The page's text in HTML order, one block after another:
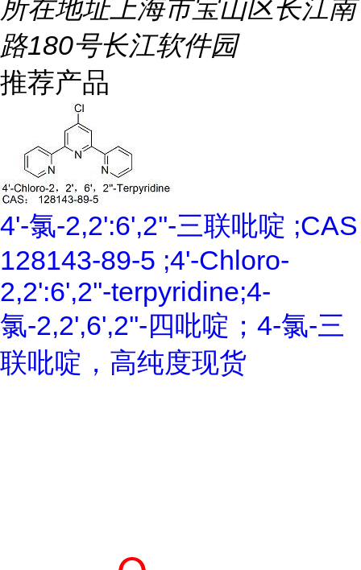
所在地址上海市宝山区长江南
路180号长江软件园
推荐产品
4'-氯-2,2':6',2''-三联吡啶 ;CAS
128143-89-5 ;4'-Chloro-
2,2':6',2''-terpyridine;4-
氯-2,2',6',2''-四吡啶；4-氯-三
联吡啶，高纯度现货